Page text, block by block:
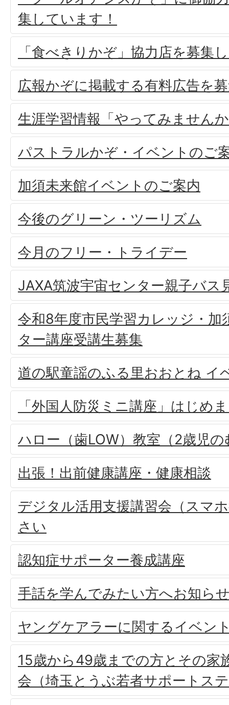
集しています！
「食べきりかぞ」協力店を募集
広報かぞに掲載する有料広告を
生涯学習情報「やってみません
パストラルかぞ・イベントのご
加須未来館イベントのご案内
今後のグリーン・ツーリズム
今月のフリー・トライデー
JAXA筑波宇宙センター親子バス
令和8年度市民学習カレッジ・
ター講座受講生募集
道の駅童謡のふる里おおとね イ
「外国人防災ミニ講座」はじめ
ハロー（歯LOW）教室（2歳児
出張！出前健康講座・健康相談
デジタル活用支援講習会（スマ
さい
認知症サポーター養成講座
手話を学んでみたい方へお知ら
ヤングケアラーに関するイベン
15歳から49歳までの方とその家
会（埼玉とうぶ若者サポートス